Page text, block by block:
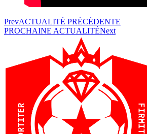
PrevACTUALITÉ PRÉCÉDENTE
PROCHAINE ACTUALITÉNext